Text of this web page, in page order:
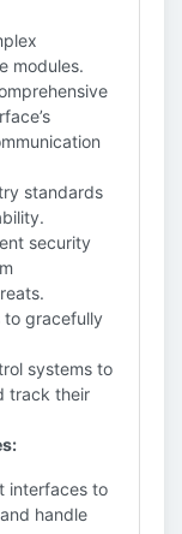
modules.
standards
security
to gracefully
systems to
track their
interfaces to
handle